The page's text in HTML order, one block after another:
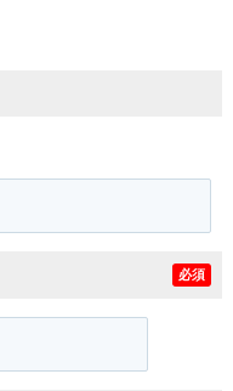
必須